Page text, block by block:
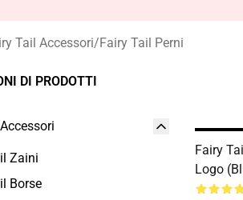
Tail Accessori/Fairy Tail Perni
DI PRODOTTI
Zaini
Borse
Fairy
Logo